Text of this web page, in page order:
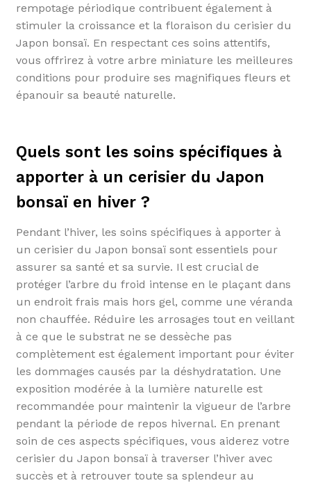
rempotage périodique contribuent également à
stimuler la croissance et la floraison du cerisier du
Japon bonsaï. En respectant ces soins attentifs,
vous offrirez à votre arbre miniature les meilleures
conditions pour produire ses magnifiques fleurs et
épanouir sa beauté naturelle.
Quels sont les soins spécifiques à
apporter à un cerisier du Japon
bonsaï en hiver ?
Pendant l’hiver, les soins spécifiques à apporter à
un cerisier du Japon bonsaï sont essentiels pour
assurer sa santé et sa survie. Il est crucial de
protéger l’arbre du froid intense en le plaçant dans
un endroit frais mais hors gel, comme une véranda
non chauffée. Réduire les arrosages tout en veillant
à ce que le substrat ne se dessèche pas
complètement est également important pour éviter
les dommages causés par la déshydratation. Une
exposition modérée à la lumière naturelle est
recommandée pour maintenir la vigueur de l’arbre
pendant la période de repos hivernal. En prenant
soin de ces aspects spécifiques, vous aiderez votre
cerisier du Japon bonsaï à traverser l’hiver avec
succès et à retrouver toute sa splendeur au